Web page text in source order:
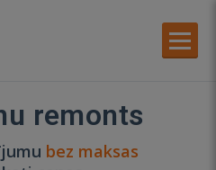
remonts
bez maksas